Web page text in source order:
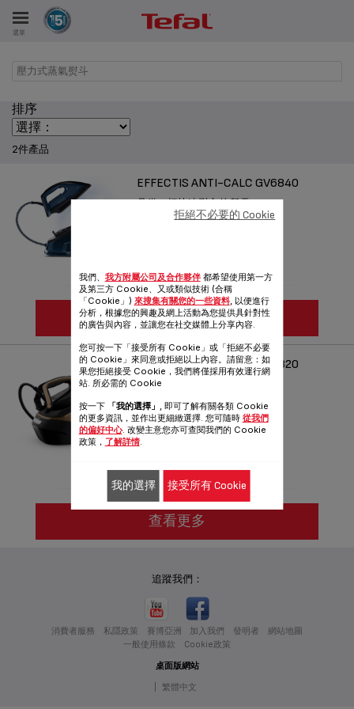
選單
壓力式蒸氣熨斗
排序
2件產品
EFFECTIS ANTI-CALC GV6840
具備一切快速熨衣的所需
查看更多
PRO EXPRESS VISION GV9820
燃亮通往完美效果的道路
參考編號 :GV9820G0
查看更多
追蹤我們：
消費者服務 私隱政策 賽博亞洲 加入我們 發明者
網站地圖
一般使用條款
Cookie政策
桌面版網站
繁體中文
我們、 我方附屬公司及合作夥伴都希望使用第一方
及第三方 Cookie、又或類似技術 (合稱
「Cookie」) 來搜集有關您的一些資料, 以便進行
分析，根據您的興趣及網上活動為您提供具針對性
的廣告與內容，並讓您在社交媒體上分享內容.
您可按一下「接受所有 Cookie」或「拒絕不必要
的 Cookie」來同意或拒絕以上內容。請留意：如
果您拒絕接受 Cookie，我們將僅採用有效運行網
站. 所必需的 Cookie
按一下 「我的選擇」
, 即可了解有關各類 Cookie
的更多資訊，並作出更細緻選擇. 您可隨時 從我們
的偏好中心. 改變主意您亦可查閱我們的 Cookie
政策， 了解詳情.
拒絕不必要的 Cookie
我的選擇 接受所有 Cookie